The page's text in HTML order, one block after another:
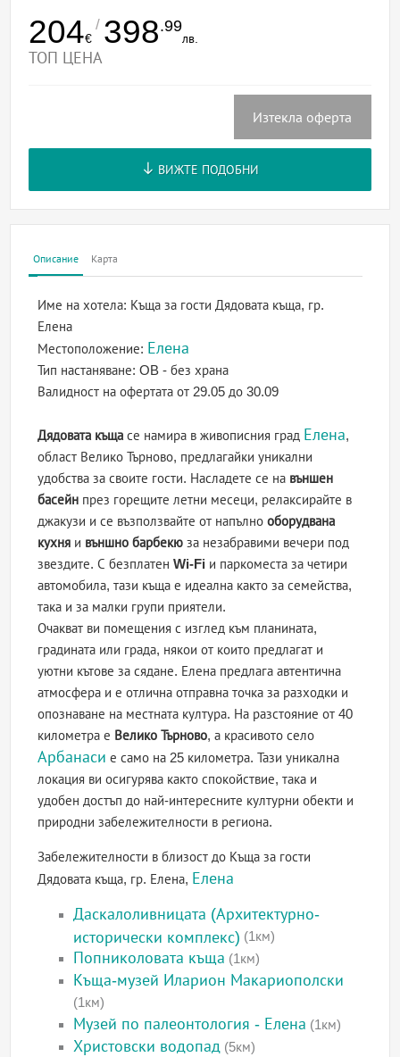
204€
/ 398.99
лв.
ТОП ЦЕНА
Изтекла оферта
ВИЖТЕ ПОДОБНИ
Описание Карта
Име на хотела: Къща за гости Дядовата къща, гр.
Елена
Местоположение: Елена
Тип настаняване:OB - без храна
Валидност на офертатаот 29.05 до 30.09
Дядовата къща се намира в живописния град Елена,
област Велико Търново, предлагайки уникални
удобства за своите гости. Насладете се на външен
басейн през горещите летни месеци, релаксирайте в
джакузи и се възползвайте от напълнооборудвана
кухня и външно барбекю за незабравими вечери под
звездите. С безплатенWi-Fi и паркоместа за четири
автомобила, тази къща е идеална както за семейства,
така и за малки групи приятели.
Очакват ви помещения с изглед към планината,
градината или града, някои от които предлагат и
уютни кътове за сядане. Елена предлага автентична
атмосфера и е отлична отправна точка за разходки и
опознаване на местната култура. На разстояние от 40
километра е Велико Търново, а красивото село
Арбанаси е само на 25 километра. Тази уникална
локация ви осигурява както спокойствие, така и
удобен достъп до най-интересните културни обекти и
природни забележителности в региона.
Забележителности в близост до Къща за гости
Дядовата къща, гр. Елена, Елена
Даскалоливницата (Архитектурно-
исторически комплекс) (1км)
Попниколовата къща (1км)
Къща-музей Иларион Макариополски
(1км)
Музей по палеонтология - Елена (1км)
Христовски водопад (5км)